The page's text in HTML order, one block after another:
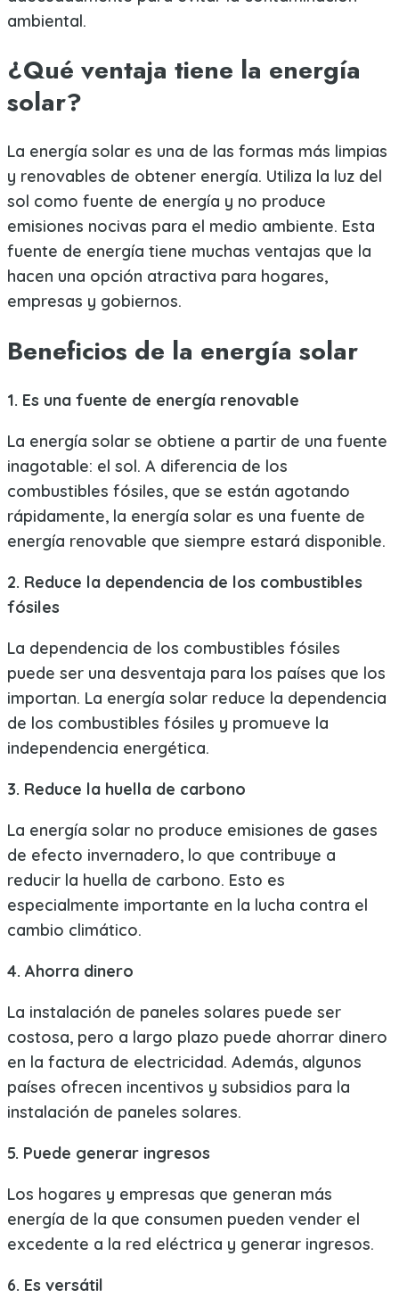
ambiental.
¿Qué ventaja tiene la energía
solar?
La energía solar es una de las formas más limpias
y renovables de obtener energía. Utiliza la luz del
sol como fuente de energía y no produce
emisiones nocivas para el medio ambiente. Esta
fuente de energía tiene muchas ventajas que la
hacen una opción atractiva para hogares,
empresas y gobiernos.
Beneficios de la energía solar
1. Es una fuente de energía renovable
La energía solar se obtiene a partir de una fuente
inagotable: el sol. A diferencia de los
combustibles fósiles, que se están agotando
rápidamente, la energía solar es una fuente de
energía renovable que siempre estará disponible.
2. Reduce la dependencia de los combustibles
fósiles
La dependencia de los combustibles fósiles
puede ser una desventaja para los países que los
importan. La energía solar reduce la dependencia
de los combustibles fósiles y promueve la
independencia energética.
3. Reduce la huella de carbono
La energía solar no produce emisiones de gases
de efecto invernadero, lo que contribuye a
reducir la huella de carbono. Esto es
especialmente importante en la lucha contra el
cambio climático.
4. Ahorra dinero
La instalación de paneles solares puede ser
costosa, pero a largo plazo puede ahorrar dinero
en la factura de electricidad. Además, algunos
países ofrecen incentivos y subsidios para la
instalación de paneles solares.
5. Puede generar ingresos
Los hogares y empresas que generan más
energía de la que consumen pueden vender el
excedente a la red eléctrica y generar ingresos.
6. Es versátil